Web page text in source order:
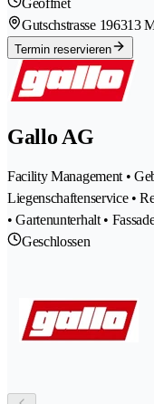
Geöffnet
Gutschstrasse 196313
Termin reservieren
Gallo AG
Facility Management •
Liegenschaftenservice •
• Gartenunterhalt •
Geschlossen